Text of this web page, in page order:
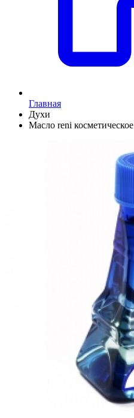
Главная
Духи
Масло reni косметическое